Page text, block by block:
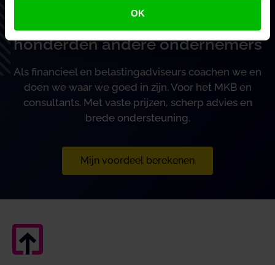
OK
Vertrouw op BoekZo, net als
honderden andere ondernemers
Als financieel en belastingadviseurs coachen we en
doen we waar we goed in zijn. Voor het MKB en
consultants. Met vaste prijzen, scherp advies en
brede ondersteuning.
Mijn voordeel berekenen